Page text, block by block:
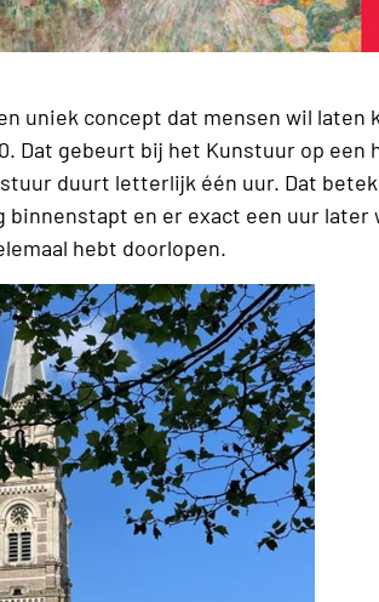
uniek concept dat mensen wil
Dat gebeurt bij het Kunstuur op
duurt letterlijk één uur. Dat
en er exact een uur later
hebt doorlopen.